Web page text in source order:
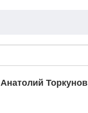
Анатолий Торкунов